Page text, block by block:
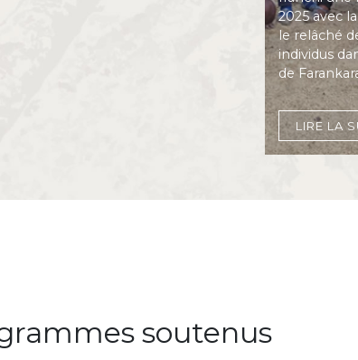
2025 avec
le relâché
individus
de
LIRE LA
soutenus